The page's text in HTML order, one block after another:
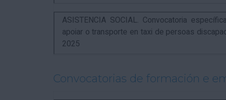
ASISTENCIA SOCIAL. Convocatoria
apoiar o transporte en taxi de persoas
2025
Convocatorias de formación e